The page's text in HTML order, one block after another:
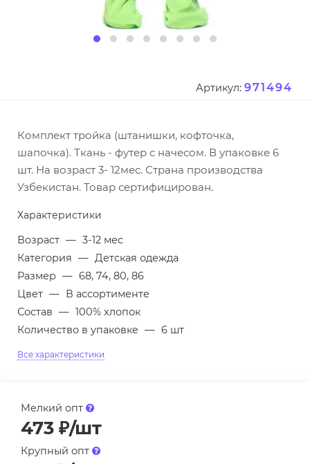
Артикул: 971494
Комплект тройка (штанишки, кофточка,
шапочка). Ткань - футер с начесом. В упаковке 6
шт. На возраст 3- 12мес. Страна производства
Узбекистан. Товар сертифицирован.
Характеристики
Возраст — 3-12 мес
Категория — Детская одежда
Размер — 68, 74, 80, 86
Цвет — В ассортименте
Состав — 100% хлопок
Количество в упаковке — 6 шт
Все характеристики
Мелкий опт
473 ₽/шт
Крупный опт